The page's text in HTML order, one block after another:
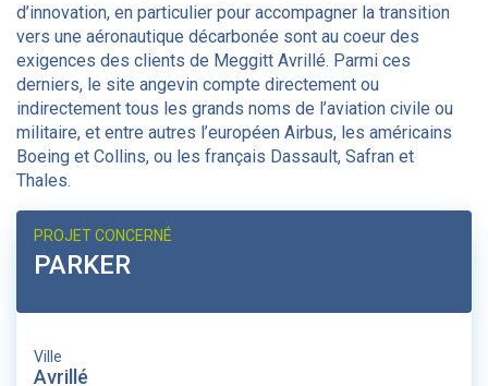
d’innovation, en particulier pour accompagner la transition
vers une aéronautique décarbonée sont au coeur des
exigences des clients de Meggitt Avrillé. Parmi ces
derniers, le site angevin compte directement ou
indirectement tous les grands noms de l’aviation civile ou
militaire, et entre autres l’européen Airbus, les américains
Boeing et Collins, ou les français Dassault, Safran et
Thales.
PROJET CONCERNÉ
PARKER
Ville
Avrillé